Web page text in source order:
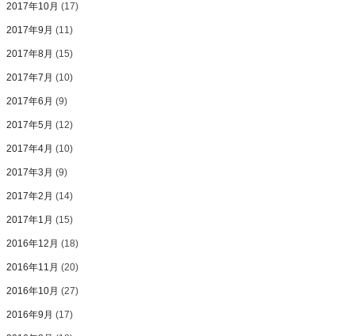
2017年10月 (17)
2017年9月 (11)
2017年8月 (15)
2017年7月 (10)
2017年6月 (9)
2017年5月 (12)
2017年4月 (10)
2017年3月 (9)
2017年2月 (14)
2017年1月 (15)
2016年12月 (18)
2016年11月 (20)
2016年10月 (27)
2016年9月 (17)